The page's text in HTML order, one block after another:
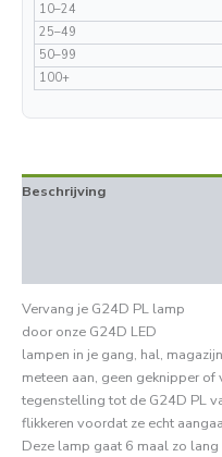
10–24
25–49
50–99
100+
Beschrijving
Vervang je G24D PL lamp
door onze G24D LED
lampen in je gang, hal,
meteen aan, geen geknipper
tegenstelling tot de G24D PL
flikkeren voordat ze echt
Deze lamp gaat 6 maal zo